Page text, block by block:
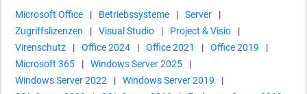
Microsoft Office | Betriebssysteme | Server
|
Zugriffslizenzen
| Visual Studio | Project & Visio
|
Virenschutz
| Office 2024 | Office 2021 | Office 2019
|
Microsoft 365
| Windows Server 2025
|
Windows Server 2022
| Windows Server 2019
|